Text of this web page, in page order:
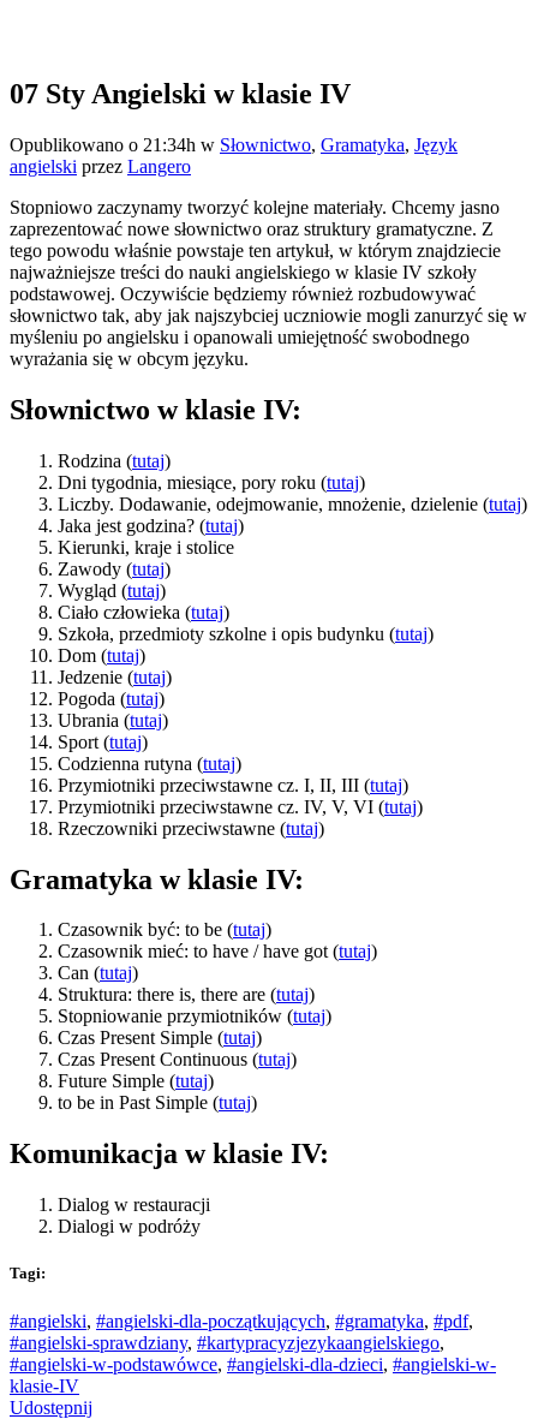
07 Sty Angielski w klasie IV
Opublikowano o 21:34h w Słownictwo, Gramatyka, Język
angielski przez Langero
Stopniowo zaczynamy tworzyć kolejne materiały. Chcemy jasno
zaprezentować nowe słownictwo oraz struktury gramatyczne. Z
tego powodu właśnie powstaje ten artykuł, w którym znajdziecie
najważniejsze treści do nauki angielskiego w klasie IV szkoły
podstawowej. Oczywiście będziemy również rozbudowywać
słownictwo tak, aby jak najszybciej uczniowie mogli zanurzyć się w
myśleniu po angielsku i opanowali umiejętność swobodnego
wyrażania się w obcym języku.
Słownictwo w klasie IV:
Rodzina (tutaj)
Dni tygodnia, miesiące, pory roku (tutaj)
Liczby. Dodawanie, odejmowanie, mnożenie, dzielenie (tutaj)
Jaka jest godzina? (tutaj)
Kierunki, kraje i stolice
Zawody (tutaj)
Wygląd (tutaj)
Ciało człowieka (tutaj)
Szkoła, przedmioty szkolne i opis budynku (tutaj)
Dom (tutaj)
Jedzenie (tutaj)
Pogoda (tutaj)
Ubrania (tutaj)
Sport (tutaj)
Codzienna rutyna (tutaj)
Przymiotniki przeciwstawne cz. I, II, III (tutaj)
Przymiotniki przeciwstawne cz. IV, V, VI (tutaj)
Rzeczowniki przeciwstawne (tutaj)
Gramatyka w klasie IV:
Czasownik być: to be (tutaj)
Czasownik mieć: to have / have got (tutaj)
Can (tutaj)
Struktura: there is, there are (tutaj)
Stopniowanie przymiotników (tutaj)
Czas Present Simple (tutaj)
Czas Present Continuous (tutaj)
Future Simple (tutaj)
to be in Past Simple (tutaj)
Komunikacja w klasie IV:
Dialog w restauracji
Dialogi w podróży
Tagi:
#angielski, #angielski-dla-początkujących, #gramatyka, #pdf,
#angielski-sprawdziany, #kartypracyzjezykaangielskiego,
#angielski-w-podstawówce, #angielski-dla-dzieci, #angielski-w-
klasie-IV
Udostępnij